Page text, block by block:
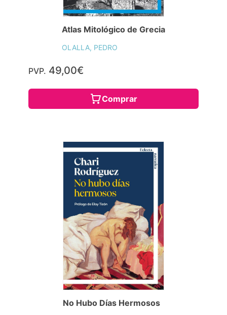
Atlas Mitológico de Grecia
OLALLA, PEDRO
PVP. 49,00€
Comprar
No Hubo Días Hermosos